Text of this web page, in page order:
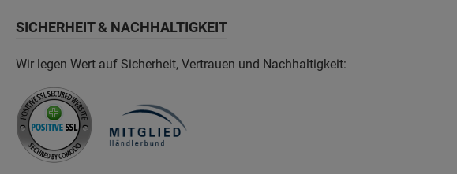
SICHERHEIT & NACHHALTIGKEIT
Wir legen Wert auf Sicherheit, Vertrauen und Nachhaltigkeit: